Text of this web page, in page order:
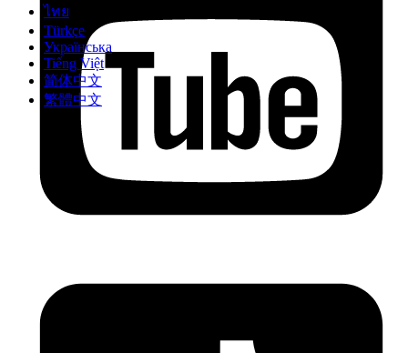
ไทย
Türkçe
Українська
Tiếng Việt
简体中文
繁體中文